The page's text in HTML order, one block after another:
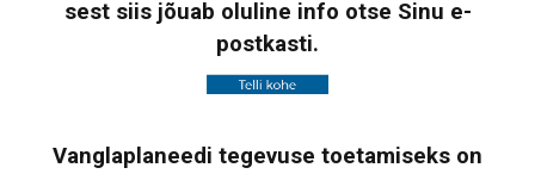
sest siis jõuab oluline info otse Sinu e-
postkasti.
Vanglaplaneedi tegevuse toetamiseks on